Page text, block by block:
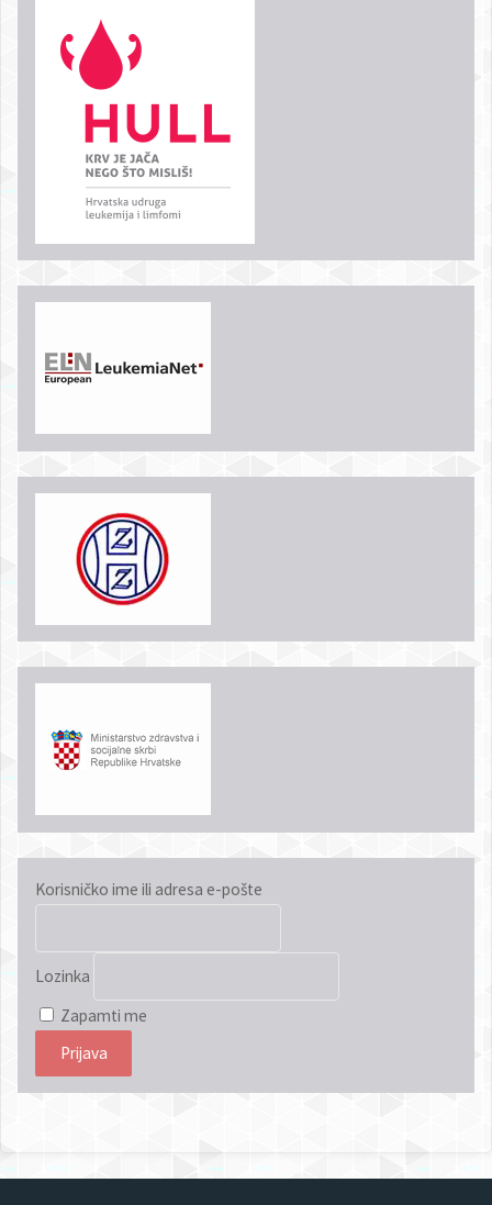
Korisničko ime ili adresa e-pošte
Lozinka
Zapamti me